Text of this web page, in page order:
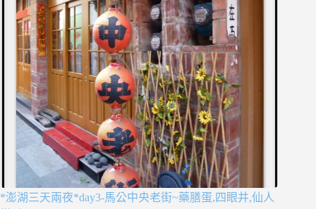
*澎湖三天兩夜*day3-馬公中央老街~藥膳蛋,四眼井,仙人